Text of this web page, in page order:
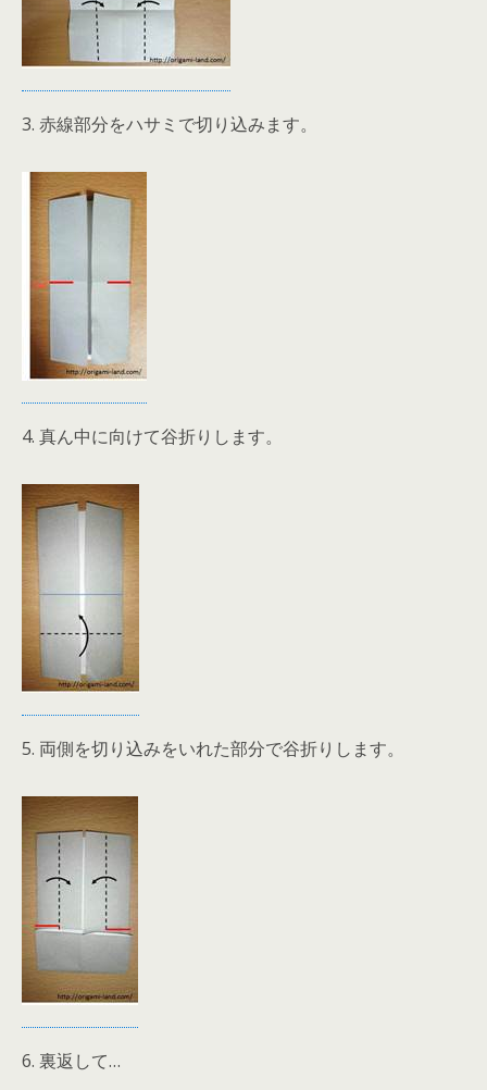
3. 赤線部分をハサミで切り込みます。
4. 真ん中に向けて谷折りします。
5. 両側を切り込みをいれた部分で谷折りします。
6. 裏返して…